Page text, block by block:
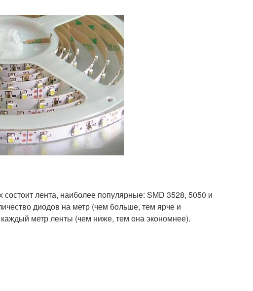
состоит лента, наиболее популярные: SMD 3528, 5050 и
диодов на метр (чем больше, тем ярче и
метр ленты (чем ниже, тем она экономнее).